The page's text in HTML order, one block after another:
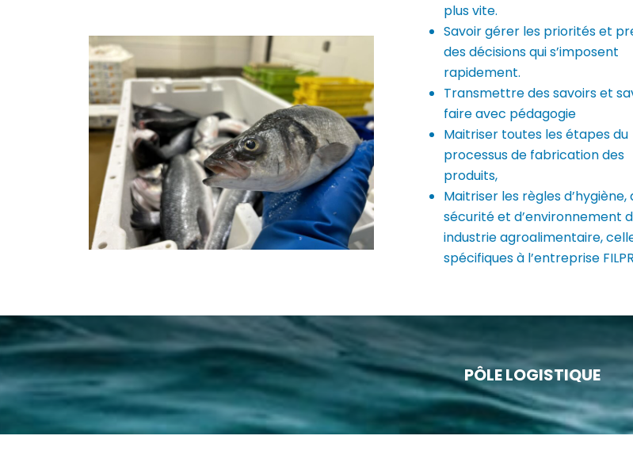
plus vite.
Savoir gérer les priorités et
des décisions qui s’imposent
rapidement.
Transmettre des savoirs et
faire avec pédagogie
Maitriser toutes les étapes du
processus de fabrication des
produits,
Maitriser les règles d’hygiène,
sécurité et d’environnement
industrie agroalimentaire,
spécifiques à l’entreprise
PÔLE LOGISTIQUE